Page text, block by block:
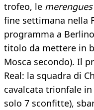
trofeo, le merengues
fine settimana nella
programma a
titolo da mettere in
Mosca secondo). Il
Real: la squadra di
cavalcata trionfale
solo 7 sconfitte),